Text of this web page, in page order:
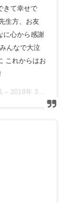
きて幸せで
生方、お友
に心から感謝
みんなで大泣
これからはお
– 2018年 3月月3日午前5時10分PST